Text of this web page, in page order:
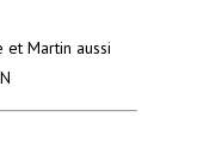
et Martin aussi